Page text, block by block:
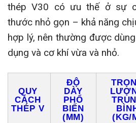
thép V30 có ưu thế ở sự
thước nhỏ gọn – khả năng
hợp lý, nên thường được
dụng và cơ khí vừa và nhỏ.
QUY
CÁCH
THÉP V
ĐỘ
DÀY
PHỔ
BIẾN
(MM)
(KG/